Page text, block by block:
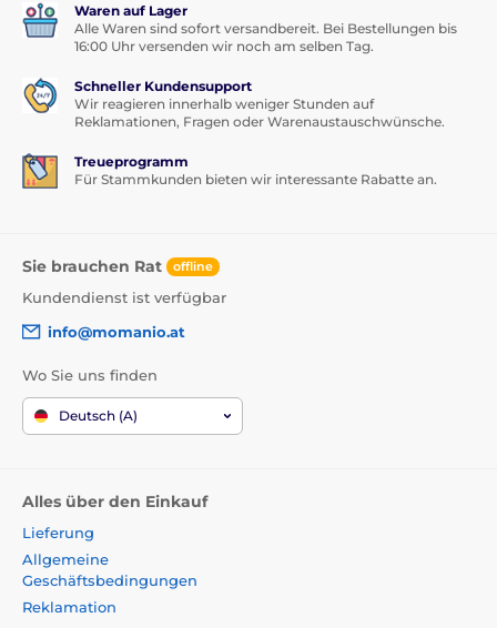
Waren auf Lager
Alle Waren sind sofort versandbereit. Bei Bestellungen bis
16:00 Uhr versenden wir noch am selben Tag.
Schneller Kundensupport
Wir reagieren innerhalb weniger Stunden auf
Reklamationen, Fragen oder Warenaustauschwünsche.
Treueprogramm
Für Stammkunden bieten wir interessante Rabatte an.
Sie brauchen Rat offline
Kundendienst ist verfügbar
info@momanio.at
Wo Sie uns finden
Deutsch (A)
Alles über den Einkauf
Lieferung
Allgemeine
Geschäftsbedingungen
Reklamation